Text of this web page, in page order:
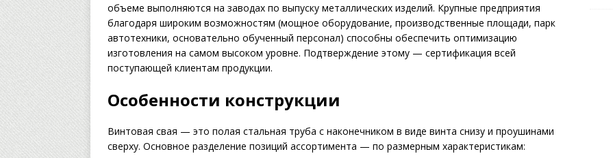
объеме выполняются на заводах по выпуску металлических изделий. Крупные предприятия
благодаря широким возможностям (мощное оборудование, производственные площади, парк
автотехники, основательно обученный персонал) способны обеспечить оптимизацию
изготовления на самом высоком уровне. Подтверждение этому — сертификация всей
поступающей клиентам продукции.
Особенности конструкции
Винтовая свая — это полая стальная труба с наконечником в виде винта снизу и проушинами
сверху. Основное разделение позиций ассортимента — по размерным характеристикам: